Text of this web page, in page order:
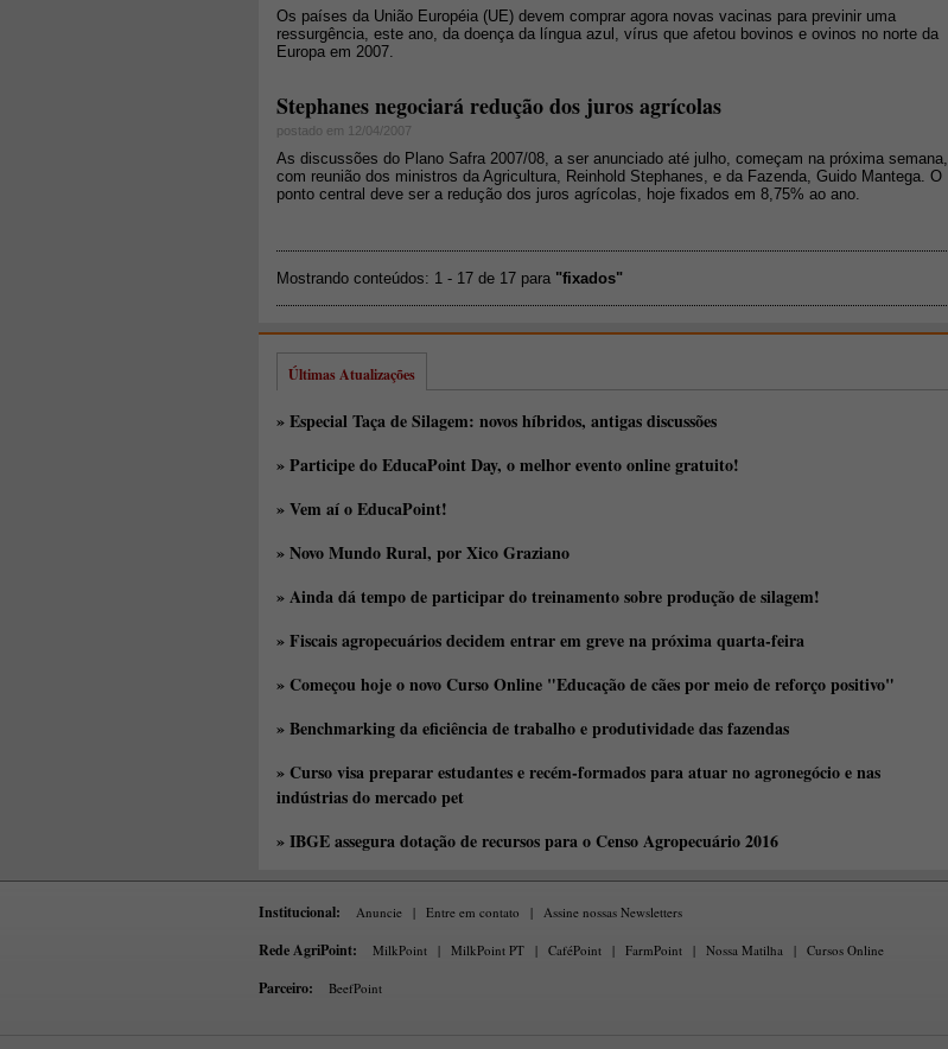
Os países da União Européia (UE) devem comprar agora novas vacinas para previnir uma
ressurgência, este ano, da doença da língua azul, vírus que afetou bovinos e ovinos no norte da
Europa em 2007.
Stephanes negociará redução dos juros agrícolas
postado em 12/04/2007
As discussões do Plano Safra 2007/08, a ser anunciado até julho, começam na próxima semana,
com reunião dos ministros da Agricultura, Reinhold Stephanes, e da Fazenda, Guido Mantega. O
ponto central deve ser a redução dos juros agrícolas, hoje fixados em 8,75% ao ano.
Mostrando conteúdos: 1 - 17 de 17 para "fixados"
Últimas Atualizações
» Especial Taça de Silagem: novos híbridos, antigas discussões
» Participe do EducaPoint Day, o melhor evento online gratuito!
» Vem aí o EducaPoint!
» Novo Mundo Rural, por Xico Graziano
» Ainda dá tempo de participar do treinamento sobre produção de silagem!
» Fiscais agropecuários decidem entrar em greve na próxima quarta-feira
» Começou hoje o novo Curso Online "Educação de cães por meio de reforço positivo"
» Benchmarking da eficiência de trabalho e produtividade das fazendas
» Curso visa preparar estudantes e recém-formados para atuar no agronegócio e nas
indústrias do mercado pet
» IBGE assegura dotação de recursos para o Censo Agropecuário 2016
Institucional: Anuncie | Entre em contato | Assine nossas Newsletters
Rede AgriPoint: MilkPoint | MilkPoint PT | CaféPoint | FarmPoint | Nossa Matilha | Cursos Online
Parceiro: BeefPoint